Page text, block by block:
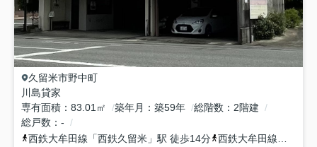
久留米市野中町
川島貸家
専有面積
83.01㎡ 築年月 築59年 総階数
2階建
総戸数
-
西鉄大牟田線 「西鉄久留米 」駅 徒歩14分 西鉄大牟田線